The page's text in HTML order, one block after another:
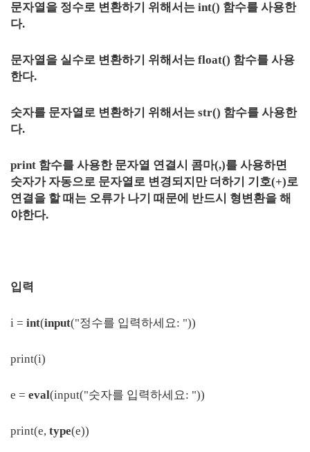
문자열을 정수로 변환하기 위해서는 int() 함수를 사용한
다.
문자열을 실수로 변환하기 위해서는 float() 함수를 사용
한다.
숫자를 문자열로 변환하기 위해서는 str() 함수를 사용한
다.
print 함수를 사용한 문자열 연결시 콤마(,)를 사용하면
숫자가 자동으로 문자열로 변경되지만 더하기 기호(+)로
연결을 할 때는 오류가 나기 때문에 반드시 형변환을 해
야한다.
입력
i = int(input("정수를 입력하세요: "))
print(i)
e = eval(input("숫자를 입력하세요: "))
print(e, type(e))